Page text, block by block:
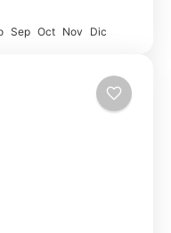
Sep Oct Nov Dic